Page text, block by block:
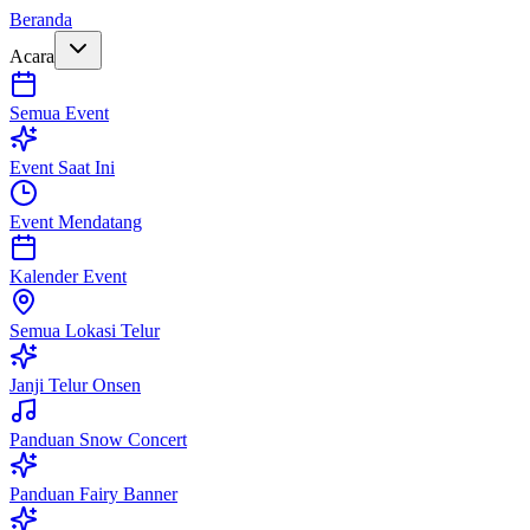
Beranda
Acara
Semua Event
Event Saat Ini
Event Mendatang
Kalender Event
Semua Lokasi Telur
Janji Telur Onsen
Panduan Snow Concert
Panduan Fairy Banner